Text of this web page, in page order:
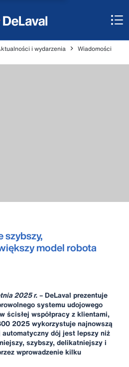
i wydarzenia
Wiadomości
szybszy,
model robota
2025 r.– DeLaval prezentuje
systemu udojowego
ścisłej współpracy z klientami,
2025 wykorzystuje najnowszą
dój jest lepszy niż
szybszy, delikatniejszy i
wprowadzenie kilku